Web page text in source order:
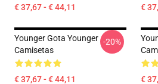
€ 37,67 - € 44,11 €
Younger Gota Younger
Camisetas
€ 37,67 - € 44,11
-20%
€